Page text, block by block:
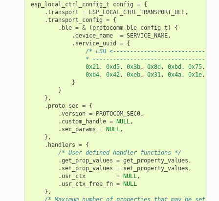
esp_local_ctrl_config_t config = {
.transport = ESP_LOCAL_CTRL_TRANSPORT_BLE,
.transport_config = {
. ble = & ( protocomm_ble_config_t )
{
.device_name = SERVICE_NAME,
. service_uuid = {
/* LSB
*
0x21, 0xd5, 0x3b, 0x8d , 0xbd , 0x75,
0xb4, 0x42, 0xeb, 0x31, 0x4a, 0x1e,
}
}
},
. proto_sec = {
.version = PROTOCOM_SEC0,
. custom_handle = NULL,
. sec_params = NULL,
},
. handlers = {
/* User defined handler functions */
.get_prop_values = get_property_values ,
. set_prop_values = set_property_values ,
. usr_ctx = NULL,
. usr_ctx_free_fn = NULL
},
/* Maximum number of properties that may be set */